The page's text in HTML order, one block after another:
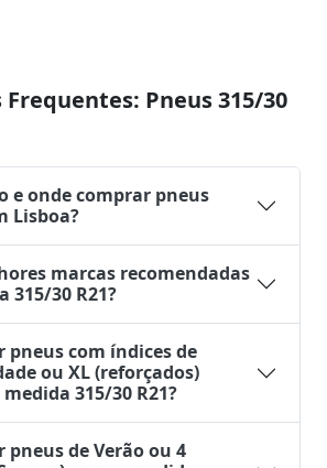
Pneus 315/30
e onde comprar pneus
Lisboa?
marcas recomendadas
315/30 R21?
pneus com índices de
ou XL (reforçados)
315/30 R21?
pneus de Verão ou 4